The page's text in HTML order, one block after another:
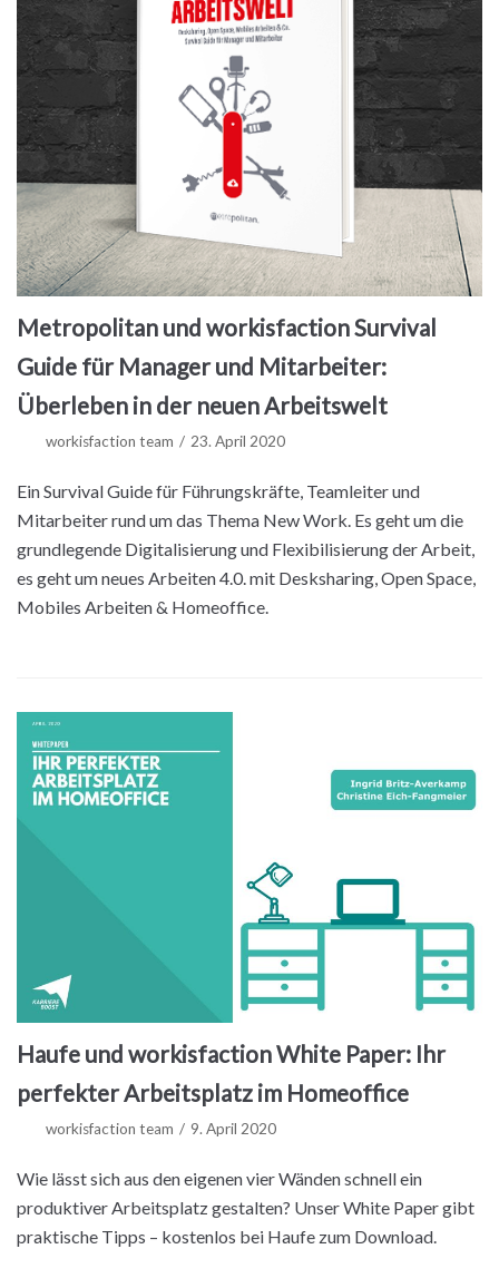
Metropolitan und workisfaction Survival
Guide für Manager und Mitarbeiter:
Überleben in der neuen Arbeitswelt
workisfaction team 23. April 2020
Ein Survival Guide für Führungskräfte, Teamleiter und
Mitarbeiter rund um das Thema New Work. Es geht um die
grundlegende Digitalisierung und Flexibilisierung der Arbeit,
es geht um neues Arbeiten 4.0. mit Desksharing, Open Space,
Mobiles Arbeiten & Homeoffice.
Haufe und workisfaction White Paper: Ihr
perfekter Arbeitsplatz im Homeoffice
workisfaction team 9. April 2020
Wie lässt sich aus den eigenen vier Wänden schnell ein
produktiver Arbeitsplatz gestalten? Unser White Paper gibt
praktische Tipps – kostenlos bei Haufe zum Download.